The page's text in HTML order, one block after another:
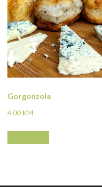
Gorgonzola
4.00 KM